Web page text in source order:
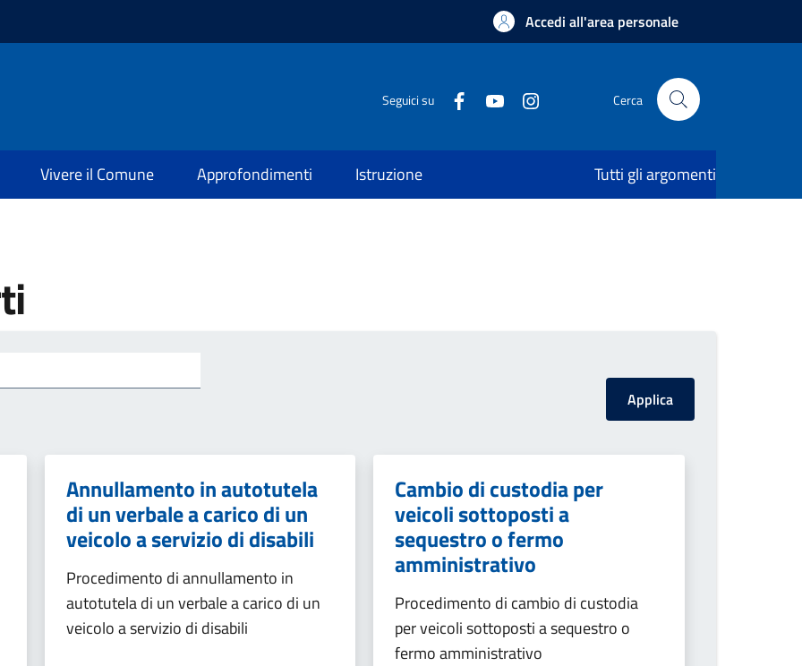
Accedi all'area personale
Seguici su Cerca
Vivere il Comune Approfondimenti Istruzione Tutti gli argomenti
Annullamento in autotutela
di un verbale a carico di un
veicolo a servizio di disabili
Procedimento di annullamento in
autotutela di un verbale a carico di un
veicolo a servizio di disabili
Cambio di custodia per
veicoli sottoposti a
sequestro o fermo
amministrativo
Procedimento di cambio di custodia
per veicoli sottoposti a sequestro o
fermo amministrativo